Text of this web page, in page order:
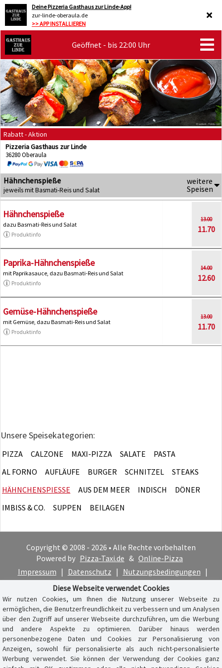
Deine Pizzeria Gasthaus zur Linde-App!
zur-linde-oberaula.de
>> APP INSTALLIEREN
Geöffnet - bis 22:00 Uhr
Rabatt - Aktion
Pizzeria Gasthaus zur Linde
36280 Oberaula
Hähnchenspieße
jeweils mit Basmati-Reis und Salat
weitere
Speisen
Hähnchenspieße
dazu Basmati-Reis und Salat
Produktinfo
13.00
11.70
Paprika-Hähnchenspieße
mit Paprikasauce, dazu Basmati-Reis und Salat
Produktinfo
14.00
12.60
Gemüse-Hähnchenspieße
mit Gemüse, dazu Basmati-Reis und Salat
Produktinfo
13.00
11.70
Unsere Speisekategorien:
PIZZA CALZONE MAXI-PIZZA SALATE
PASTA
AL FORNO
AUFLÄUFE BURGER SCHNITZEL
STEAKS
HÄHNCHENSPIESSE
AUS DEM MEER INDISCH
DÖNER
IMBISS & CO.
SUPPEN BEILAGEN
Copyright © 2008 - 2026 • Alle Rechte vorbehalten
Powered by Pizza-Taxi.de & Online-Pizza
Impressum | Datenschutz | Nutzungsbedingungen |
Cookie-Hinweis
Diese Webseite verwendet Cookies
Wir nutzen Cookies, um Ihnen die Nutzung unserer Webseite zu
ermöglichen, die Benutzerfreundlichkeit zu verbessern und um Analysen
über den Zugriff auf unserer Webseite durchzuführen, um die Werbung
und andere Aspekte zu optimieren. Darüber hinaus werden
personenbezogene Daten und Cookies zur Personalisierung von
Anzeigen, sowohl für personalisierte als auch nicht-personalisierte
Werbung verwendet. Sie können der Verwendung der Cookies ganz